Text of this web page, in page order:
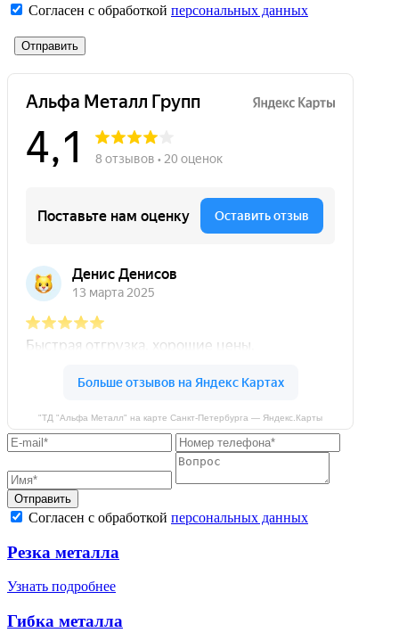
Согласен с обработкой персональных данных
Отправить
"ТД "Альфа Металл" на карте Санкт‑Петербурга — Яндекс.Карты
Отправить
Согласен с обработкой персональных данных
Резка металла
Узнать подробнее
Гибка металла